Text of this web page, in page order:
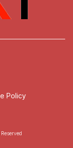
Policy